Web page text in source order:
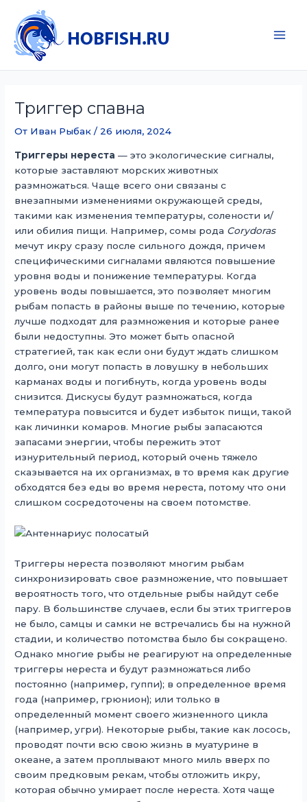
содержимому
Триггер спавна
От Иван Рыбак/ 26 июля, 2024
Триггеры нереста — это экологические сигналы,
которые заставляют морских животных
размножаться. Чаще всего они связаны с
внезапными изменениями окружающей среды,
такими как изменения температуры, солености и/
или обилия пищи. Например, сомы рода Corydoras
мечут икру сразу после сильного дождя, причем
специфическими сигналами являются повышение
уровня воды и понижение температуры. Когда
уровень воды повышается, это позволяет многим
рыбам попасть в районы выше по течению, которые
лучше подходят для размножения и которые ранее
были недоступны. Это может быть опасной
стратегией, так как если они будут ждать слишком
долго, они могут попасть в ловушку в небольших
карманах воды и погибнуть, когда уровень воды
снизится. Дискусы будут размножаться, когда
температура повысится и будет избыток пищи, такой
как личинки комаров. Многие рыбы запасаются
запасами энергии, чтобы пережить этот
изнурительный период, который очень тяжело
сказывается на их организмах, в то время как другие
обходятся без еды во время нереста, потому что они
слишком сосредоточены на своем потомстве.
Триггеры нереста позволяют многим рыбам
синхронизировать свое размножение, что повышает
вероятность того, что отдельные рыбы найдут себе
пару. В большинстве случаев, если бы этих триггеров
не было, самцы и самки не встречались бы на нужной
стадии, и количество потомства было бы сокращено.
Однако многие рыбы не реагируют на определенные
триггеры нереста и будут размножаться либо
постоянно (например, гуппи); в определенное время
года (например, грюнион); или только в
определенный момент своего жизненного цикла
(например, угри). Некоторые рыбы, такие как лосось,
проводят почти всю свою жизнь в муатурине в
океане, а затем проплывают много миль вверх по
своим предковым рекам, чтобы отложить икру,
которая обычно умирает после нереста. Хотя чаще